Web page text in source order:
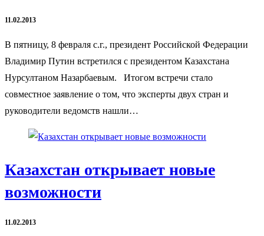
11.02.2013
В пятницу, 8 февраля с.г., президент Российской Федерации
Владимир Путин встретился с президентом Казахстана
Нурсултаном Назарбаевым. Итогом встречи стало
совместное заявление о том, что эксперты двух стран и
руководители ведомств нашли…
Казахстан открывает новые
возможности
11.02.2013